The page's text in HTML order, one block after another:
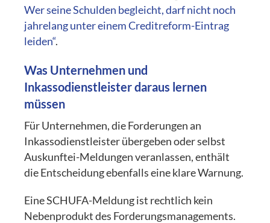
Wer seine Schulden begleicht, darf nicht noch
jahrelang unter einem Creditreform-Eintrag
leiden“.
Was Unternehmen und
Inkassodienstleister daraus lernen
müssen
Für Unternehmen, die Forderungen an
Inkassodienstleister übergeben oder selbst
Auskunftei-Meldungen veranlassen, enthält
die Entscheidung ebenfalls eine klare Warnung.
Eine SCHUFA-Meldung ist rechtlich kein
Nebenprodukt des Forderungsmanagements.